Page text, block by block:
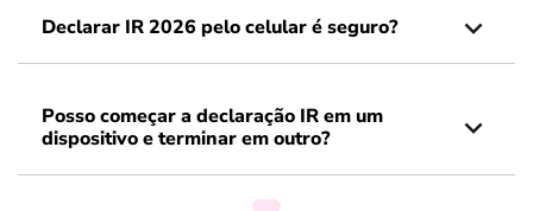
Declarar IR 2026 pelo celular é seguro?
Posso começar a declaração IR em um
dispositivo e terminar em outro?